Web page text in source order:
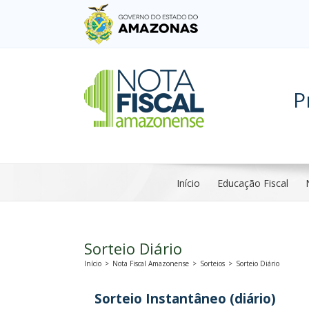
Início Educação Fiscal
Sorteio Diário
Início > Nota Fiscal Amazonense > Sorteios > Sorteio Diário
Sorteio Instantâneo (diário)